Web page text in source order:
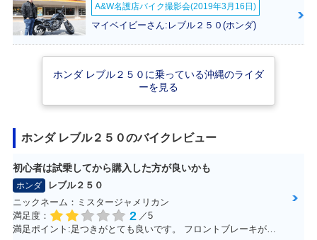
2020年 REBEL 25
0・マイナーチェン
ジ
2019年 REBEL 25
0 ABS・カラーチェ
ンジ
2019年 REBEL 25
0・カラーチェンジ
2017年 REBEL 25
2017年 REBEL 25
A&W名護店バイク撮影会(2019年3月16日)
マイベイビーさん:レブル２５０(ホンダ)
ホンダ レブル２５０に乗っている沖縄のライダ
ーを見る
ホンダ レブル２５０のバイクレビュー
初心者は試乗してから購入した方が良いかも
ホンダ
レブル２５０
ニックネーム：ミスタージャメリカン
満足度：
2 ／5
満足ポイント:足つきがとても良いです。 フロントブレーキがとてもよく効くため安心感があります。 アメリカンタイプと言われるだけあって、巡航速度に乗ると安定性が比較的良いです。